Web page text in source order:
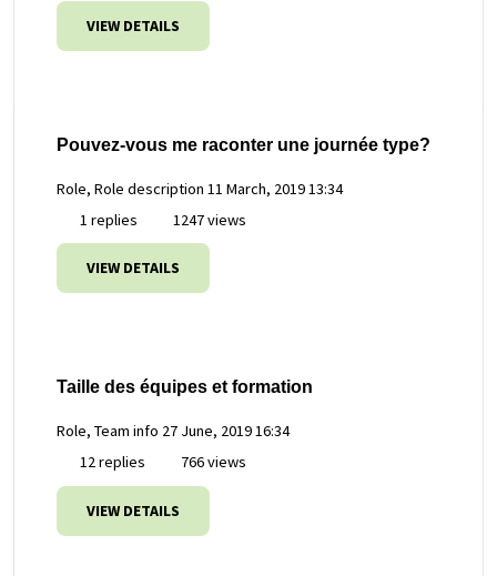
VIEW DETAILS
Pouvez-vous me raconter une journée type?
Role, Role description 11 March, 2019 13:34
1 replies
1247 views
VIEW DETAILS
Taille des équipes et formation
Role, Team info 27 June, 2019 16:34
12 replies
766 views
VIEW DETAILS